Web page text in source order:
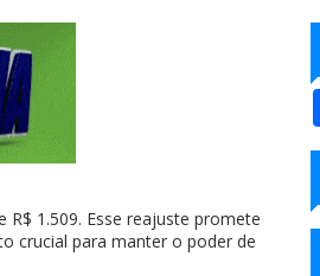
1.509. Esse reajuste promete
crucial para manter o poder de